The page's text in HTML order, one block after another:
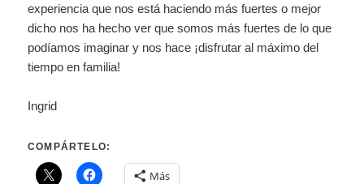
experiencia que nos está haciendo más fuertes o mejor
dicho nos ha hecho ver que somos más fuertes de lo que
podíamos imaginar y nos hace ¡disfrutar al máximo del
tiempo en familia!
Ingrid
COMPÁRTELO:
Más